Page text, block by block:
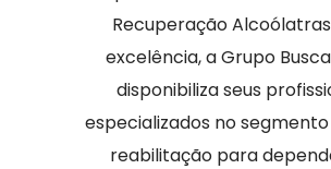
Recuperação
excelência, a Grupo
disponibiliza seus
especializados no
reabilitação para